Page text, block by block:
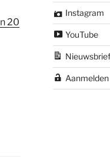
20
Instagram
YouTube
Nieuwsbrief
Aanmelden